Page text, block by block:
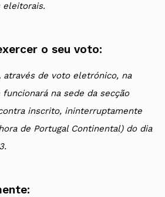
eleitorais.
o seu voto:
através de voto eletrónico, na
na sede da secção
inscrito, ininterruptamente
de Portugal Continental) do dia